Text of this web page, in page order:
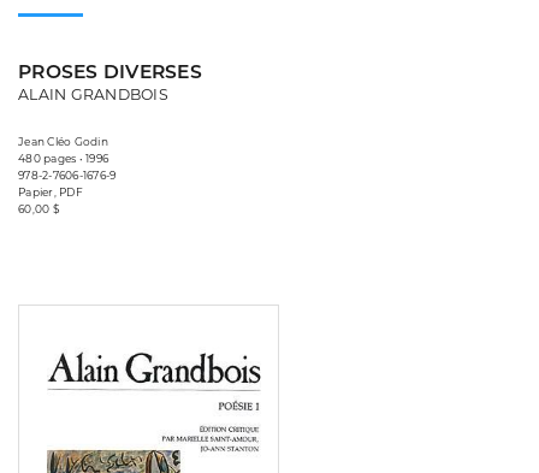
PROSES DIVERSES
ALAIN GRANDBOIS
Jean Cléo Godin
480 pages • 1996
978-2-7606-1676-9
Papier, PDF
60,00 $